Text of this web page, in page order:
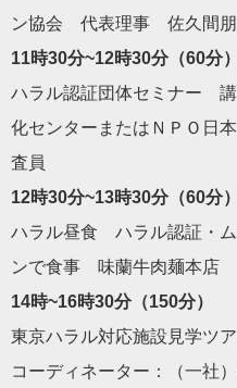
ン協会 代表理事 佐久間
11時30分~12時30分（60分）
ハラル認証団体セミナー
化センターまたはＮＰＯ日
査員
12時30分~13時30分（60分）
ハラル昼食 ハラル認証・
ンで食事 味蘭牛肉麺本店
14時~16時30分（150分）
東京ハラル対応施設見学ツ
コーディネーター：（一社